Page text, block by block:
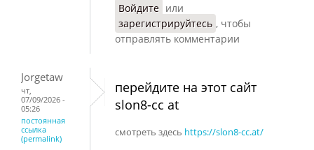
Войдите или
зарегистрируйтесь , чтобы
отправлять комментарии
Jorgetaw
чт,
07/09/2026 -
05:26
постоянная
ссылка
(permalink)
перейдите на этот сайт
slon8-cc at
смотреть здесь https://slon8-cc.at/